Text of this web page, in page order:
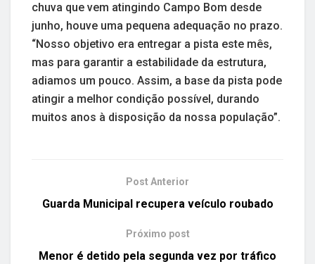
chuva que vem atingindo Campo Bom desde
junho, houve uma pequena adequação no prazo.
“Nosso objetivo era entregar a pista este mês,
mas para garantir a estabilidade da estrutura,
adiamos um pouco. Assim, a base da pista pode
atingir a melhor condição possível, durando
muitos anos à disposição da nossa população”.
Post Anterior
Guarda Municipal recupera veículo roubado
Próximo post
Menor é detido pela segunda vez por tráfico